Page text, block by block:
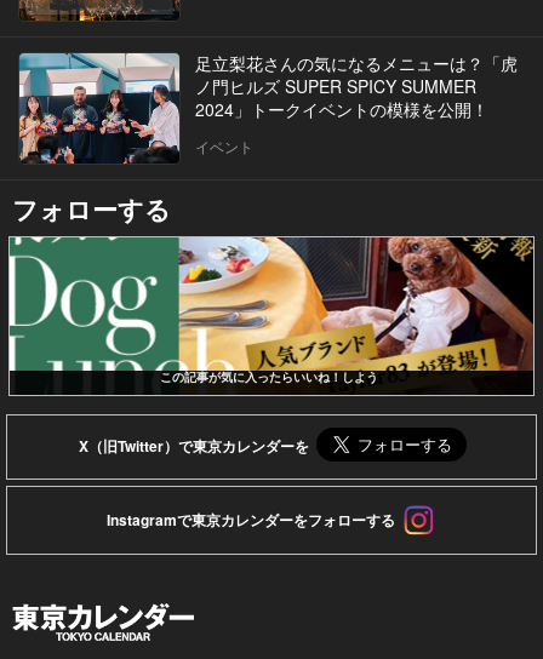
足立梨花さんの気になるメニューは？「虎
ノ門ヒルズ SUPER SPICY SUMMER
2024」トークイベントの模様を公開！
イベント
フォローする
この記事が気に入ったらいいね！しよう
X（旧Twitter）で東京カレンダーを
Instagramで東京カレンダーをフォローする